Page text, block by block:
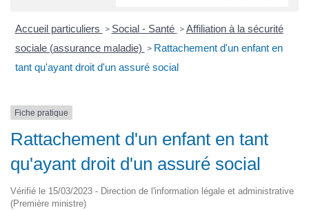
Accueil particuliers > Social - Santé > Affiliation à la sécurité
sociale (assurance maladie) > Rattachement d'un enfant en
tant qu'ayant droit d'un assuré social
Fiche pratique
Rattachement d'un enfant en tant
qu'ayant droit d'un assuré social
Vérifié le 15/03/2023 - Direction de l'information légale et administrative
(Première ministre)